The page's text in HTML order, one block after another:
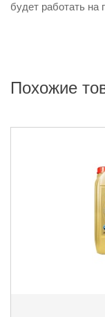
будет работать на
Похожие